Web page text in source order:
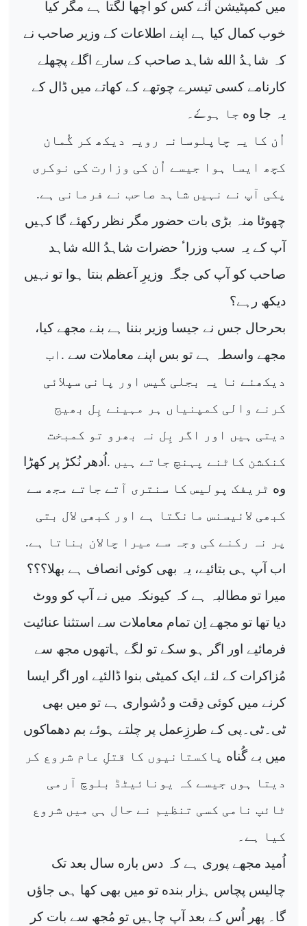
میں کمپٹیشن آئے کس کو اچھا لگتا ہے مگر کیا
خوب کمال کیا ہے اپنے اطلاعات کے وزیر صاحب نے
کہ شاہدُ الله شاہد صاحب کے سارے اگلے پچھلے
کارنامے کسی تیسرے چوتھے کے کھاتے میں ڈال کے
یہ جا وە جا ہوۓ۔
اُن کا یہ چاپلوسانہ رویہ دیکھ کر گُمان
کچھ ایسا ہوا جیسے اُن کی وزارت کی نوکری
پکی آپ نے نہیں شاہد صاحب نے فرمانی ہے.
چھوٹا منہ بڑی بات حضور مگر نظر رکھئے گا کہیں
آپ کے یہ سب وزراٴ حضرات شاہدُ الله شاہد
صاحب کو آپ کی جگہ وزیرِ آعظم بنتا ہوا تو نہیں
دیکھ رہے؟
بحرحال جس نے جیسا وزیر بننا ہے بنے مجھے کیا،
مجھے واسطہ ہے تو بس اپنے معاملات سے . اب
دیکھئے نا یہ بجلی گیس اور پانی سپلائی
کرنے والی کمپنیاں ہر مہینے بِل بھیج
دیتی ہیں اور اگر بِل نہ بھرو تو کمبخت
کنکشن کاٹنے پہنچ جاتے ہیں . اُدھر نُکڑ پر کھڑا
وە ٹریفک پولیس کا سنتری آتے جاتے مجھ سے
کبھی لائیسنس مانگتا ہے اور کبھی لال بتی
پر نہ رکنے کی وجہ سے میرا چالان بناتا ہے.
اب آپ ہی بتائیے، یہ بھی کوئی انصاف ہے بھلا؟؟؟
میرا تو مطالبہ ہے کہ کیونکہ میں نے آپ کو ووٹ
دیا تھا تو مجھے اِن تمام معاملات سے استثنا عنائیت
فرمائیے اور اگر ہو سکے تو لگے ہاتھوں مجھ سے
مُزاکرات کے لئے ایک کمیٹی بنوا ڈالئیے اور اگر ایسا
کرنے میں کوئی دِقت و دُشواری ہے تو میں بھی
ٹی۔ٹی۔پی کے طرزِعمل پر چلتے ہوئے بم دھماکوں
میں بے گُناە پاکستانیوں کا قتلِ عام شروع کر
دیتا ہوں جیسے کہ یونائیٹڈ بلوچ آرمی
ٹائپ نامی کسی تنظیم نے حال ہی میں شروع
کیا ہے۔
اُمید مجھے پوری ہے کہ دس بار ە سال بعد تک
چالیس پچاس ہزار بندە تو میں بھی کھا ہی جاؤں
گا۔ پھر اُس کے بعد آپ چاہیں تو مُجھ سے بات کر